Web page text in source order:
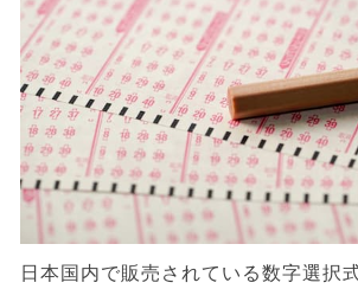
日本国内で販売されている数字選択